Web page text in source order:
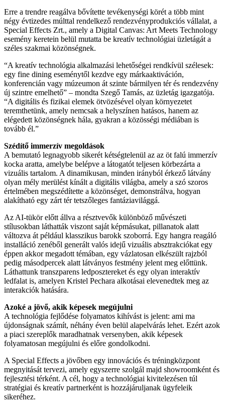
Erre a trendre reagálva bővítette tevékenységi körét a több mint
négy évtizedes múlttal rendelkező rendezvényprodukciós vállalat, a
Special Effects Zrt., amely a Digital Canvas: Art Meets Technology
esemény keretein belül mutatta be kreatív technológiai üzletágát a
széles szakmai közönségnek.
“A kreatív technológia alkalmazási lehetőségei rendkívül szélesek:
egy fine dining eseménytől kezdve egy márkaaktiváción,
konferencián vagy múzeumon át szinte bármilyen tér és rendezvény
új szintre emelhető” – mondta Szegő Tamás, az üzletág igazgatója.
“A digitális és fizikai elemek ötvözésével olyan környezetet
teremthetünk, amely nemcsak a helyszínen hatásos, hanem az
elégedett közönségnek hála, gyakran a közösségi médiában is
tovább él.”
Szédítő immerzív megoldások
A bemutató legnagyobb sikerét kétségtelenül az az öt falú immerzív
kocka aratta, amelybe belépve a látogatót teljesen körbezárta a
vizuális tartalom. A dinamikusan, minden irányból érkező látvány
olyan mély merülést kínált a digitális világba, amely a szó szoros
értelmében megszédítette a közönséget, demonstrálva, hogyan
alakítható egy zárt tér tetszőleges fantáziavilággá.
Az AI-tükör előtt állva a résztvevők különböző művészeti
stílusokban láthatták viszont saját képmásukat, pillanatok alatt
változva át például klasszikus barokk szoborrá. Egy hangra reagáló
installáció zenéből generált valós idejű vizuális absztrakciókat egy
éppen akkor megadott témában, egy vázlatosan elkészült rajzból
pedig másodpercek alatt látványos festmény jelent meg előttünk.
Láthattunk transzparens ledposztereket és egy olyan interaktív
ledfalat is, amelyen Kristel Pechara alkotásai elevenedtek meg az
interakciók hatására.
Azoké a jövő, akik képesek megújulni
A technológia fejlődése folyamatos kihívást is jelent: ami ma
újdonságnak számít, néhány éven belül alapelvárás lehet. Ezért azok
a piaci szereplők maradhatnak versenyben, akik képesek
folyamatosan megújulni és előre gondolkodni.
A Special Effects a jövőben egy innovációs és tréningközpont
megnyitását tervezi, amely egyszerre szolgál majd showroomként és
fejlesztési térként. A cél, hogy a technológiai kivitelezésen túl
stratégiai és kreatív partnerként is hozzájáruljanak ügyfeleik
sikeréhez.